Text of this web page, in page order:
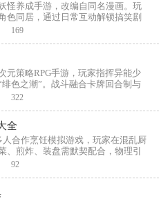
怪养成手游，改编自同名漫画。玩
色同居，通过日常互动解锁搞笑剧
经营，Q版画风还原原作无厘头幽
169
元策略RPG手游，玩家指挥异能少
色之潮”。战斗融合卡牌回合制与
合击奥义。赛博朋克美学与多线剧
322
全
人合作烹饪模拟游戏，玩家在混乱厨
、煎炸、装盘需默契配合，物理引
端厨房场景与隐藏食谱，手忙脚乱
92